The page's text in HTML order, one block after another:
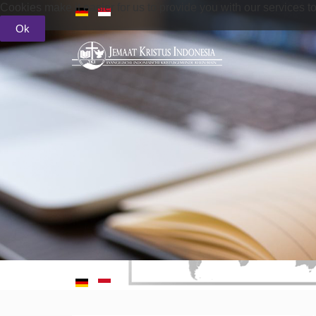
Cookies make it easier for us to provide you with our services
Ok